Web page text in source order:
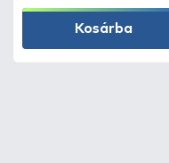
Kosárba